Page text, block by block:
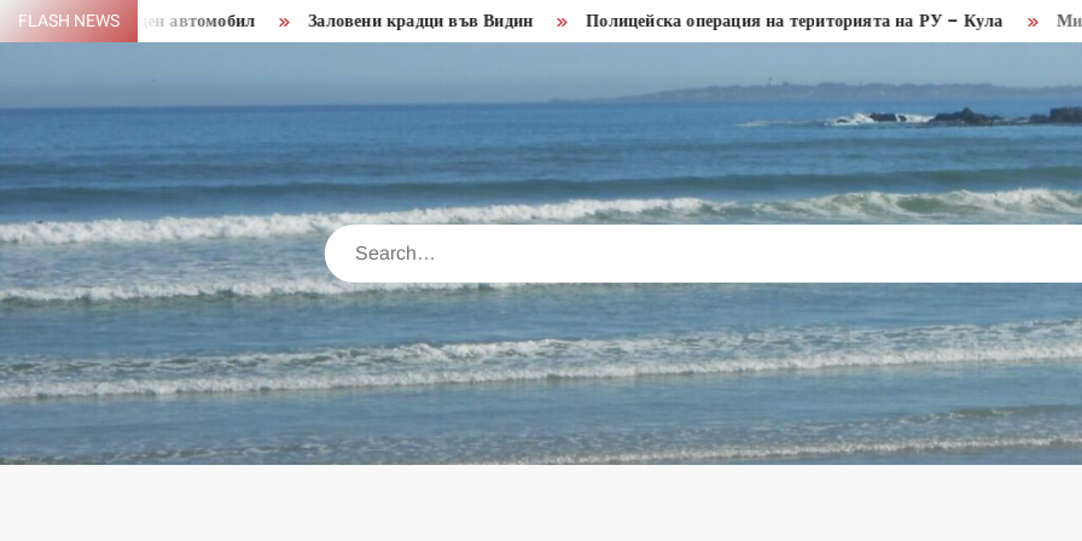
Skip
to
FLASH NEWS
краден автомобил Заловени крадци във Видин Полицейска операция на територията на РУ – Кула Министър
Search